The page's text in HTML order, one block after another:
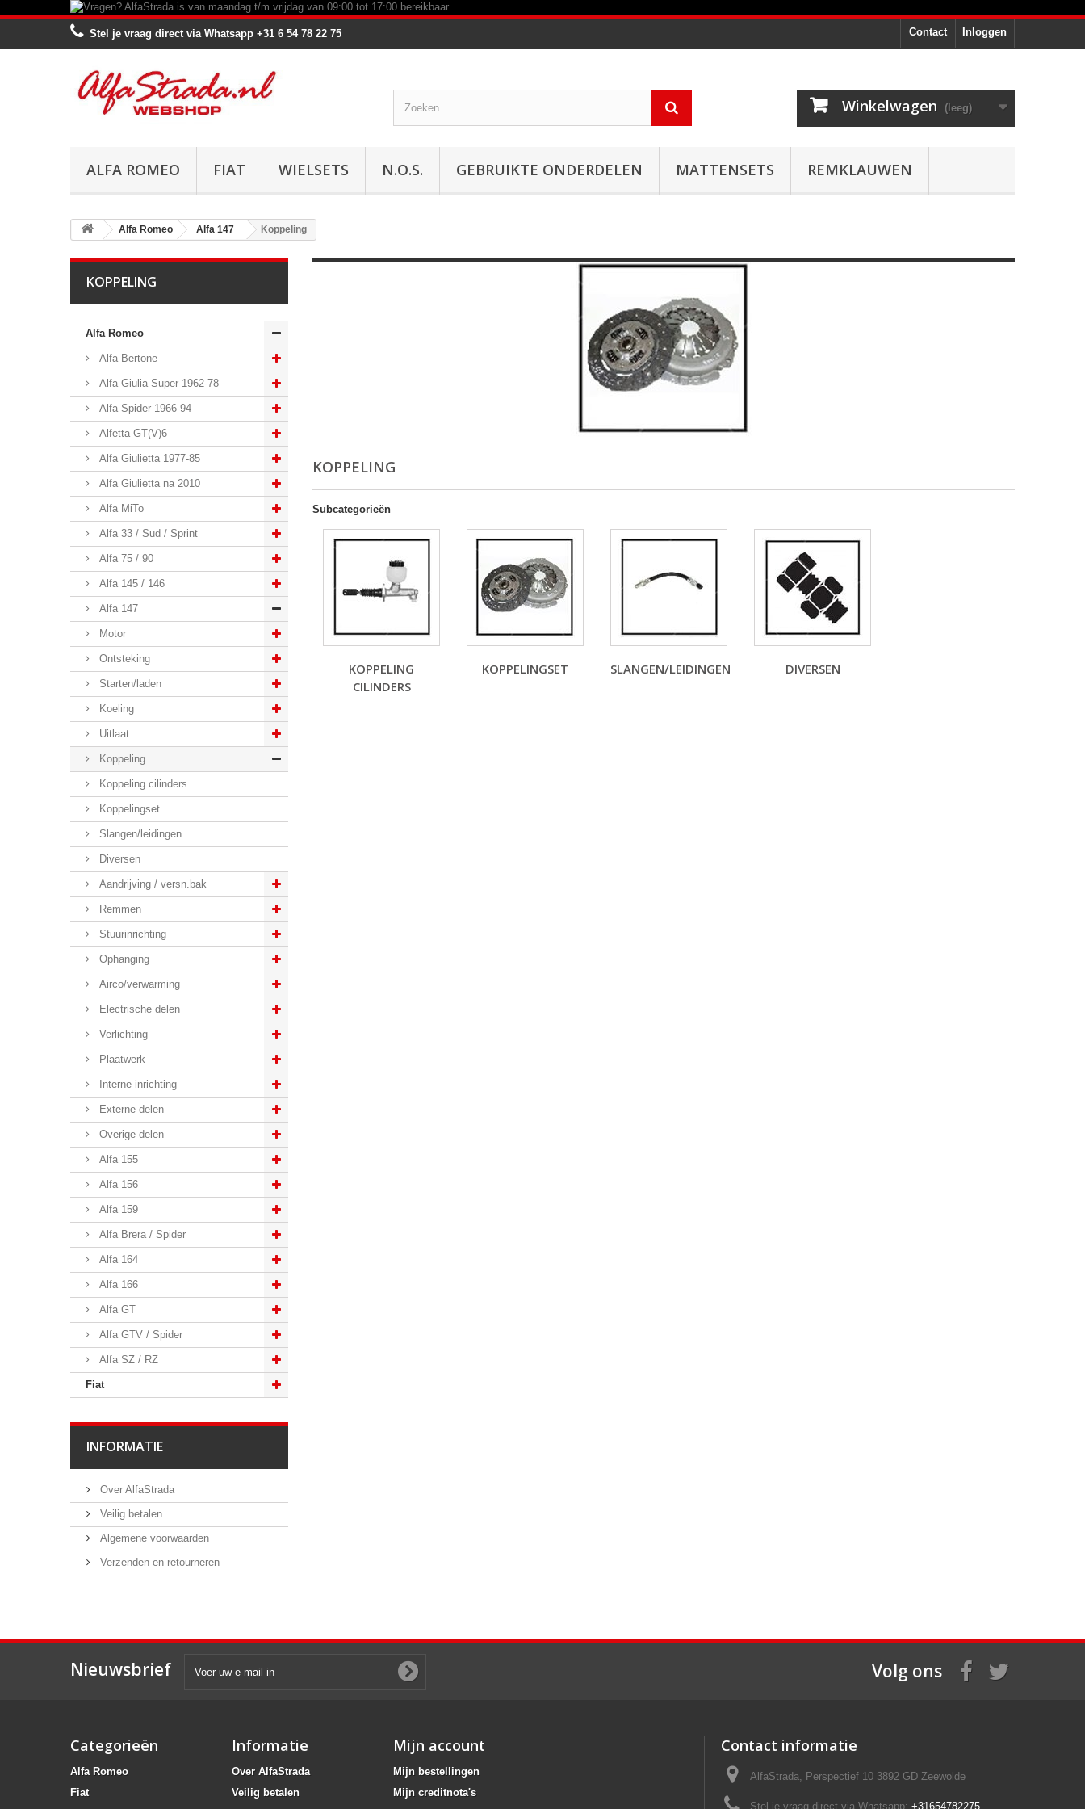
Inloggen
Contact
Stel je vraag direct via Whatsapp +31 6 54 78 22 75
Winkelwagen (leeg)
ALFA ROMEO FIAT WIELSETS N.O.S. GEBRUIKTE ONDERDELEN MATTENSETS REMKLAUWEN
Alfa Romeo Alfa 147 Koppeling
KOPPELING
Alfa Romeo
Alfa Bertone
Alfa Giulia Super 1962-78
Alfa Spider 1966-94
Alfetta GT(V)6
Alfa Giulietta 1977-85
Alfa Giulietta na 2010
Alfa MiTo
Alfa 33 / Sud / Sprint
Alfa 75 / 90
Alfa 145 / 146
Alfa 147
Motor
Ontsteking
Starten/laden
Koeling
Uitlaat
Koppeling
Koppeling cilinders
Koppelingset
Slangen/leidingen
Diversen
Aandrijving / versn.bak
Remmen
Stuurinrichting
Ophanging
Airco/verwarming
Electrische delen
Verlichting
Plaatwerk
Interne inrichting
Externe delen
Overige delen
Alfa 155
Alfa 156
Alfa 159
Alfa Brera / Spider
Alfa 164
Alfa 166
Alfa GT
Alfa GTV / Spider
Alfa SZ / RZ
Fiat
INFORMATIE
Over AlfaStrada
Veilig betalen
Algemene voorwaarden
Verzenden en retourneren
KOPPELING
Subcategorieën
KOPPELING
CILINDERS
KOPPELINGSET SLANGEN/LEIDINGEN DIVERSEN
Nieuwsbrief Volg ons
Categorieën
Alfa Romeo
Fiat
Informatie
Over AlfaStrada
Veilig betalen
Mijn account
Mijn bestellingen
Mijn creditnota's
Contact informatie
AlfaStrada, Perspectief 10 3892 GD Zeewolde
Stel je vraag direct via Whatsapp: +31654782275